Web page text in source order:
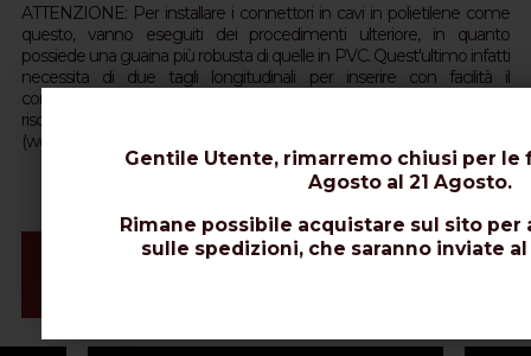
ATTENZIONE: Per installare i connettori in cavi in polietilene come
questo, vanno eseguiti dei procedimenti ulteriore, in quanto
possiede una guaina più robusta di quelle in PVC. Quest'ultimo infatti
necessita di due tagli longitudinali per inserire con facilità il
componente fra treccia e guaina senza romperlo (o in alternativa
riscaldare la guaina con un phon per capelli). Contattateci via email
(web@messi.it) per ulteriori chiarimenti.
Video e Installazione Connettori
Gentile Utente, rimarremo chiusi per le
Agosto al 21 Agosto.
Rimane possibile acquistare sul sito
sulle spedizioni, che saranno inviate